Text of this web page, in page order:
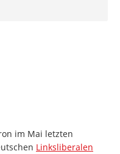
im Mai letzten
Linksliberalen